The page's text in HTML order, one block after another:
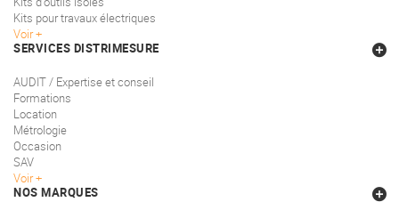
Kits pour travaux électriques
Voir
SERVICES DISTRIMESURE
AUDIT / Expertise et conseil
Formations
Location
Métrologie
Occasion
SAV
Voir
NOS MARQUES